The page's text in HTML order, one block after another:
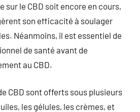
sur le CBD soit encore en cours,
son efficacité à soulager
Néanmoins, il est essentiel de
de santé avant de
au CBD.
CBD sont offerts sous plusieurs
les gélules, les crèmes, et